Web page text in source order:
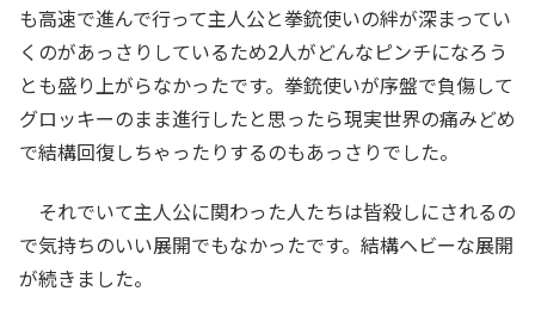
も高速で進んで行って主人公と拳銃使いの絆が深まってい
くのがあっさりしているため2人がどんなピンチになろう
とも盛り上がらなかったです。拳銃使いが序盤で負傷して
グロッキーのまま進行したと思ったら現実世界の痛みどめ
で結構回復しちゃったりするのもあっさりでした。
それでいて主人公に関わった人たちは皆殺しにされるの
で気持ちのいい展開でもなかったです。結構ヘビーな展開
が続きました。